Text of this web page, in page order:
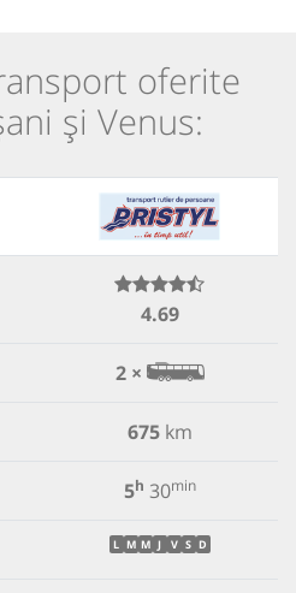
oferite
și Venus:
4.69
2 ×
675km
5h 30min
L M M J V S D